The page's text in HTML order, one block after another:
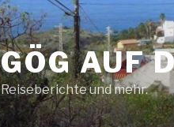
GÖG AUF
Reiseberichte und mehr.